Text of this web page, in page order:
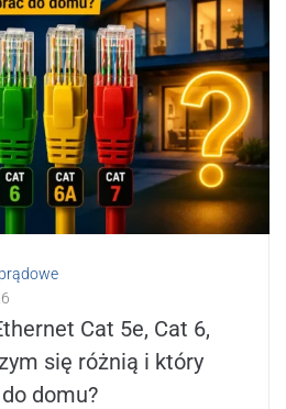
Cat 5e, Cat 6,
się różnią i który
domu?